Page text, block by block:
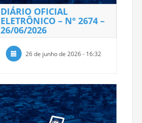
DIÁRIO OFICIAL
ELETRÔNICO – Nº 2674 –
26/06/2026
26 de junho de 2026 - 16:32